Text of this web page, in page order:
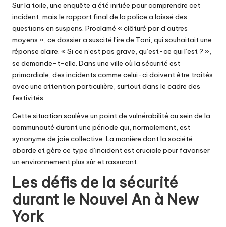
Sur la toile, une enquête a été initiée pour comprendre cet
incident, mais le rapport final de la police a laissé des
questions en suspens. Proclamé « clôturé par d’autres
moyens », ce dossier a suscité l’ire de Toni, qui souhaitait une
réponse claire. « Si ce n’est pas grave, qu’est-ce qui l’est ? »,
se demande-t-elle. Dans une ville où la sécurité est
primordiale, des incidents comme celui-ci doivent être traités
avec une attention particulière, surtout dans le cadre des
festivités.
Cette situation soulève un point de vulnérabilité au sein de la
communauté durant une période qui, normalement, est
synonyme de joie collective. La manière dont la société
aborde et gère ce type d’incident est cruciale pour favoriser
un environnement plus sûr et rassurant.
Les défis de la sécurité
durant le Nouvel An à New
York